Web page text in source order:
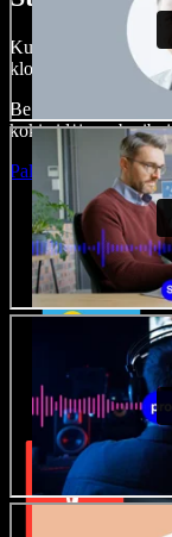
Kurkite įgarsinimus,
klonuokite balsą –
Be jokių mokymų ir
kokią idėją,
Paleisti studiją